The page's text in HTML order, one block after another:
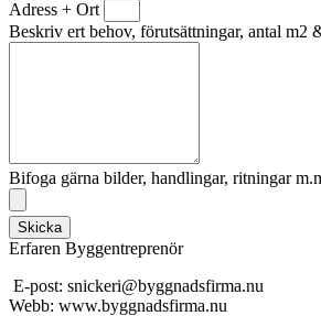
Adress + Ort
Beskriv ert behov, förutsättningar, antal m2
Bifoga gärna bilder, handlingar, ritningar
Skicka
Erfaren Byggentreprenör
E-post: snickeri@byggnadsfirma.nu
Webb: www.byggnadsfirma.nu